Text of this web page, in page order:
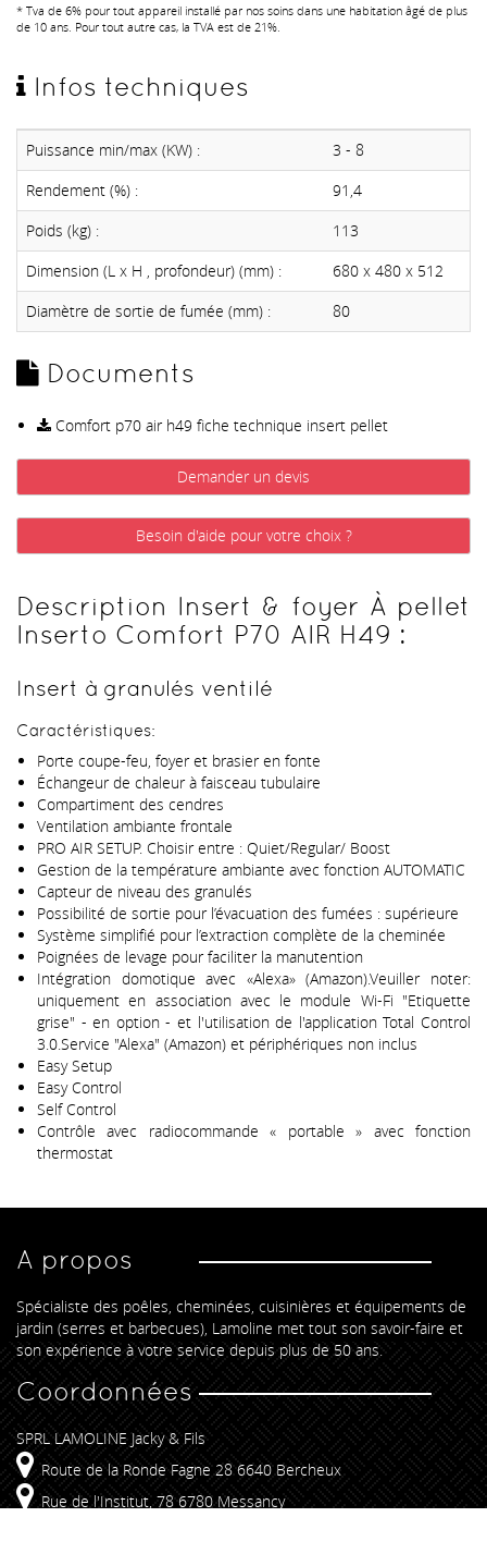
* Tva de 6% pour tout appareil installé par nos soins dans une habitation âgé de plus
de 10 ans. Pour tout autre cas, la TVA est de 21%.
Infos techniques
Puissance min/max (KW) :
3 - 8
Rendement (%) :
91,4
Poids (kg) :
113
Dimension (L x H , profondeur) (mm) :
680 x 480 x 512
Diamètre de sortie de fumée (mm) :
80
Documents
Comfort p70 air h49 fiche technique insert pellet
Demander un devis
Besoin d'aide pour votre choix ?
Description Insert & foyer À pellet
Inserto Comfort P70 AIR H49 :
Insert à granulés ventilé
Caractéristiques:
Porte coupe-feu, foyer et brasier en fonte
Échangeur de chaleur à faisceau tubulaire
Compartiment des cendres
Ventilation ambiante frontale
PRO AIR SETUP. Choisir entre : Quiet/Regular/ Boost
Gestion de la température ambiante avec fonction AUTOMATIC
Capteur de niveau des granulés
Possibilité de sortie pour l’évacuation des fumées : supérieure
Système simplifié pour l’extraction complète de la cheminée
Poignées de levage pour faciliter la manutention
Intégration domotique avec «Alexa» (Amazon).Veuiller noter:
uniquement en association avec le module Wi-Fi "Etiquette
grise" - en option - et l'utilisation de l'application Total Control
3.0.Service "Alexa" (Amazon) et périphériques non inclus
Easy Setup
Easy Control
Self Control
Contrôle avec radiocommande « portable » avec fonction
thermostat
A propos
Spécialiste des poêles, cheminées, cuisinières et équipements de
jardin (serres et barbecues), Lamoline met tout son savoir-faire et
son expérience à votre service depuis plus de 50 ans.
Coordonnées
SPRL LAMOLINE Jacky & Fils
Route de la Ronde Fagne 28 6640 Bercheux
Rue de l'Institut, 78 6780 Messancy